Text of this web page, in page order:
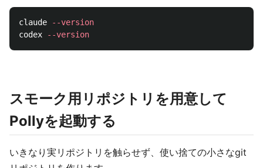
claude
--version
codex
--version
スモーク用リポジトリを用意して
Pollyを起動する
いきなり実リポジトリを触らせず、使い捨ての小さなgit